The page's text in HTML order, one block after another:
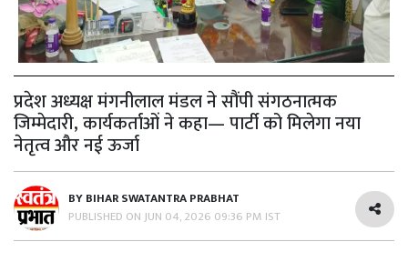
प्रदेश अध्यक्ष मंगनीलाल मंडल ने सौंपी संगठनात्मक
जिम्मेदारी, कार्यकर्ताओं ने कहा— पार्टी को मिलेगा नया
नेतृत्व और नई ऊर्जा
BYBIHAR SWATANTRA PRABHAT
PUBLISHED ONJUN 04, 2026 09:36 PM IST